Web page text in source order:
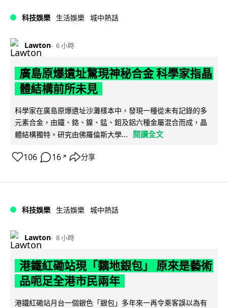
科技娛樂 生活娛樂 城中熱話
Lawton 6 小時
廣島原爆遺址驚現神秘合金 科學家指晶
體結構前所未見
科學家在廣島原爆遺址沙灘樣本中，發現一種從未有記錄的多
元素合金，由鐵、鉻、鎳、錳、鉬及鋁六種金屬混合而成，晶
體結構獨特。研究由佛羅倫斯大學...
閱讀全文
106 16 ↗ 分享
科技娛樂 生活娛樂 城中熱話
Lawton 8 小時
港鐵紅磡站現「黐地銀包」 原來是藝術
品呃足全港市民兩年
港鐵紅磡站月台一個銀色「銀包」多年來一再令乘客誤以為有